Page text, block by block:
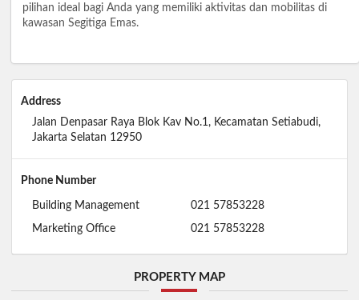
pilihan ideal bagi Anda yang memiliki aktivitas dan mobilitas di
kawasan Segitiga Emas.
Address
Jalan Denpasar Raya Blok Kav No.1, Kecamatan Setiabudi,
Jakarta Selatan 12950
Phone Number
Building Management 021 57853228
Marketing Office 021 57853228
PROPERTY MAP